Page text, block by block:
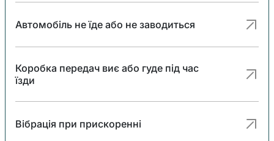
Автомобіль не їде або не заводиться
Коробка передач виє або гуде під час
їзди
Вібрація при прискоренні